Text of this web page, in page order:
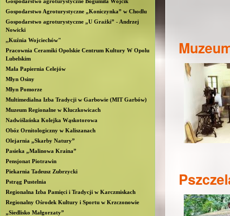
b
n
Gospodarstwo Agroturystyczne „Koniczynka” w Chodlu
Gospodarstwo agroturystyczne „U Grażki” - Andrzej
Nowicki
,,Kuźnia Wojciechów"
Pracownia Ceramiki Opolskie Centrum Kultury W Opolu
Lubelskim
Mała Papiernia Celejów
Młyn Osiny
Młyn Pomorze
Multimedialna Izba Tradycji w Garbowie (MIT Garbów)
Muzeum Regionalne w Kluczkowicach
Nadwiślańska Kolejka Wąskotorowa
Obóz Ornitologiczny w Kaliszanach
Olejarnia „Skarby Natury”
Pasieka „Malinowa Kraina”
Pensjonat Piotrawin
Piekarnia Tadeusz Zubrzycki
Pstrąg Pustelnia
Regionalna Izba Pamięci i Tradycji w Karczmiskach
Regionalny Ośrodek Kultury i Sportu w Krzczonowie
„Siedlisko Małgorzaty”